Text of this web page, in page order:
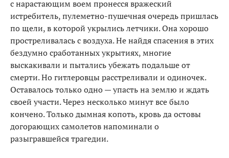
с нарастающим воем пронесся вражеский
истребитель, пулеметно-пушечная очередь пришлась
по щели, в которой укрылись летчики. Она хорошо
простреливалась с воздуха. Не найдя спасения в этих
бездумно сработанных укрытиях, многие
выскакивали и пытались убежать подальше от
смерти. Но гитлеровцы расстреливали и одиночек.
Оставалось только одно — упасть на землю и ждать
своей участи. Через несколько минут все было
кончено. Только дымная копоть, кровь да остовы
догорающих самолетов напоминали о
разыгравшейся трагедии.